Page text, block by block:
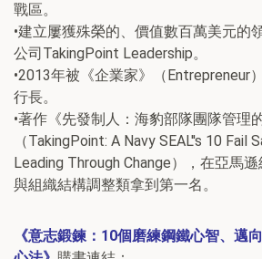
戰區。
•建立屢獲殊榮的、價值數百萬美元的
公司TakingPoint Leadership。
•2013年被《企業家》（Entrepreneur
行長。
•著作《先發制人：海豹部隊團隊管理
（TakingPoint: A Navy SEAL''s 10 Fail
Leading Through Change），在亞馬
與組織結構調整類拿到第一名。
《意志鍛鍊：10個磨練鋼鐵心智、邁